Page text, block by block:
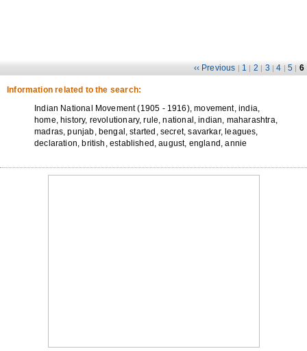
‹‹ Previous | 1 | 2 | 3 | 4 | 5 | 6
Information related to the search:
Indian National Movement (1905 - 1916), movement, india,
home, history, revolutionary, rule, national, indian, maharashtra,
madras, punjab, bengal, started, secret, savarkar, leagues,
declaration, british, established, august, england, annie